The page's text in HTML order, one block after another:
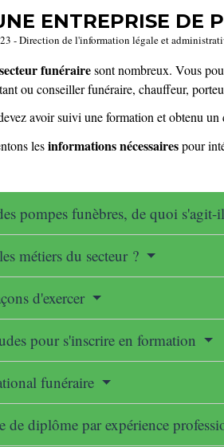
ENTREPRISE DE
- Direction de l'information légale et
funérairesont nombreux. Vous
ou conseiller funéraire, chauffeur,
avoir suivi une formation et obtenu
lesinformations nécessairespour
pompes funèbres, de quoi s'agit-
métiers du secteur ?
d'exercer
pour s'inscrire en formation
funéraire
de diplôme par expérience